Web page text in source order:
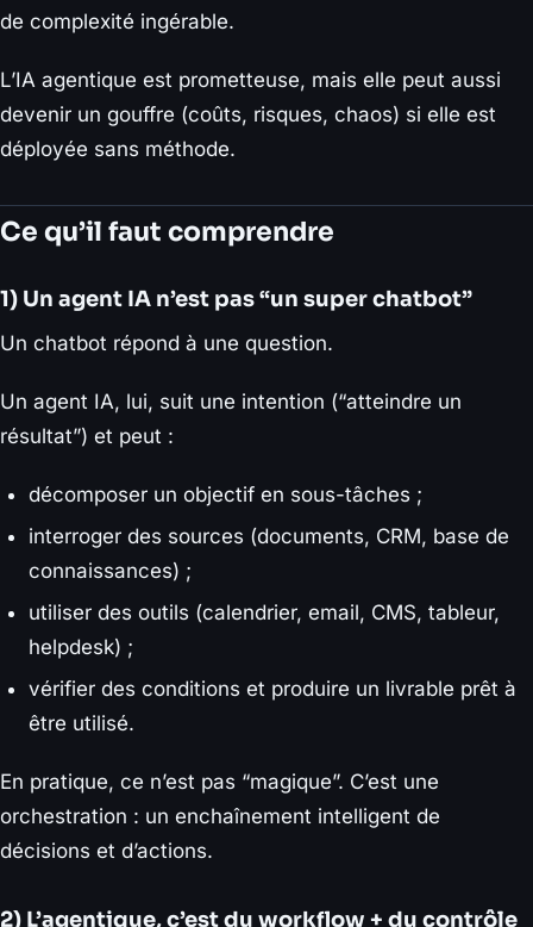
de complexité ingérable.
L’IA agentique est prometteuse, mais elle peut aussi
devenir un gouffre (coûts, risques, chaos) si elle est
déployée sans méthode.
Ce qu’il faut comprendre
1) Un agent IA n’est pas “un super chatbot”
Un chatbot répond à une question.
Un agent IA, lui, suit une intention (“atteindre un
résultat”) et peut :
décomposer un objectif en sous-tâches ;
interroger des sources (documents, CRM, base de
connaissances) ;
utiliser des outils (calendrier, email, CMS, tableur,
helpdesk) ;
vérifier des conditions et produire un livrable prêt à
être utilisé.
En pratique, ce n’est pas “magique”. C’est une
orchestration : un enchaînement intelligent de
décisions et d’actions.
2) L’agentique, c’est du workflow + du contrôle